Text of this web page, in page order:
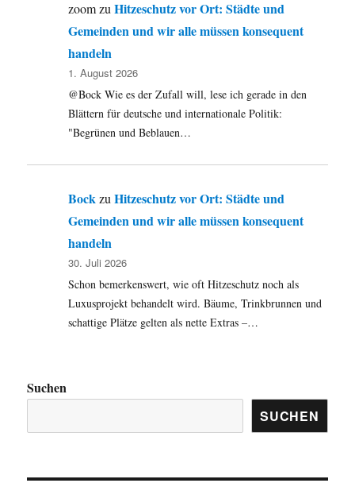
zoomzuHitzeschutz vor Ort: Städte und
Gemeinden und wir alle müssen konsequent
handeln
1. August 2026
@Bock Wie es der Zufall will, lese ich gerade in den
Blättern für deutsche und internationale Politik:
"Begrünen und Beblauen…
BockzuHitzeschutz vor Ort: Städte und
Gemeinden und wir alle müssen konsequent
handeln
30. Juli 2026
Schon bemerkenswert, wie oft Hitzeschutz noch als
Luxusprojekt behandelt wird. Bäume, Trinkbrunnen und
schattige Plätze gelten als nette Extras –…
Suchen
SUCHEN